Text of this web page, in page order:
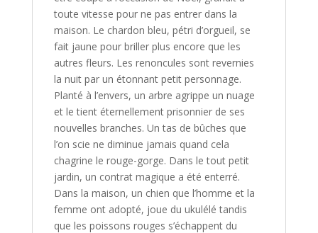
toute vitesse pour ne pas entrer dans la
maison. Le chardon bleu, pétri d’orgueil, se
fait jaune pour briller plus encore que les
autres fleurs. Les renoncules sont revernies
la nuit par un étonnant petit personnage.
Planté à l’envers, un arbre agrippe un nuage
et le tient éternellement prisonnier de ses
nouvelles branches. Un tas de bûches que
l’on scie ne diminue jamais quand cela
chagrine le rouge-gorge. Dans le tout petit
jardin, un contrat magique a été enterré.
Dans la maison, un chien que l’homme et la
femme ont adopté, joue du ukulélé tandis
que les poissons rouges s’échappent du